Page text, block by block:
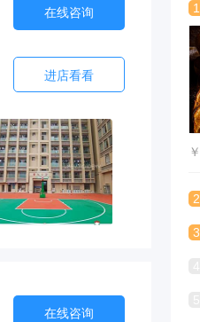
在线咨询
进店看看
在线咨询
1
￥
2
3